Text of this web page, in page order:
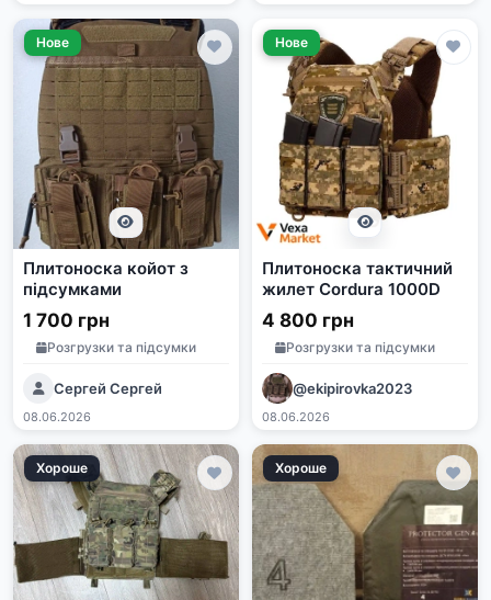
Нове
Плитоноска койот з
підсумками
1 700 грн
Розгрузки та підсумки
Сергей Сергей
08.06.2026
Нове
Плитоноска тактичний
жилет Cordura 1000D
4 800 грн
Розгрузки та підсумки
@ekipirovka2023
08.06.2026
Хороше Хороше